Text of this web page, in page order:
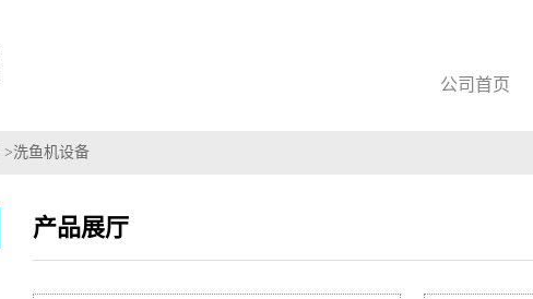
公司首页
>洗鱼机设备
产品展厅